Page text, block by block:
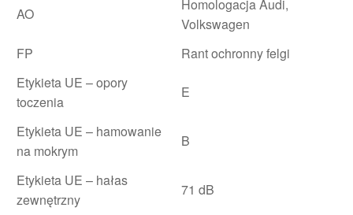
AO
Homologacja Audi,
Volkswagen
FP
Rant ochronny felgi
Etykieta UE – opory
toczenia
E
Etykieta UE – hamowanie
na mokrym
B
Etykieta UE – hałas
zewnętrzny
71 dB